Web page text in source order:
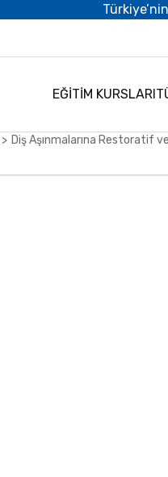
EĞİTİM KURSLARI
Diş Aşınmalarına Restoratif